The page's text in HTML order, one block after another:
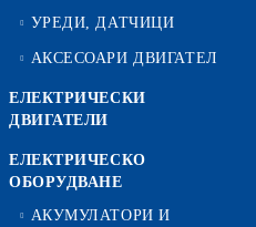
УРЕДИ, ДАТЧИЦИ
АКСЕСОАРИ ДВИГАТЕЛ
ЕЛЕКТРИЧЕСКИ
ДВИГАТЕЛИ
ЕЛЕКТРИЧЕСКО
ОБОРУДВАНЕ
АКУМУЛАТОРИ И